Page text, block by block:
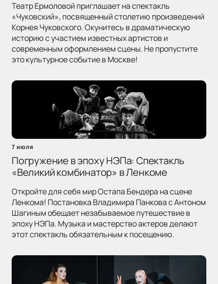
Театр Ермоловой приглашает на спектакль
«Чуковский», посвященный столетию произведений
Корнея Чуковского. Окунитесь в драматическую
историю с участием известных артистов и
современным оформлением сцены. Не пропустите
это культурное событие в Москве!
7 июля
Погружение в эпоху НЭПа: Спектакль
«Великий комбинатор» в Ленкоме
Откройте для себя мир Остапа Бендера на сцене
Ленкома! Постановка Владимира Панкова с Антоном
Шагиным обещает незабываемое путешествие в
эпоху НЭПа. Музыка и мастерство актеров делают
этот спектакль обязательным к посещению.